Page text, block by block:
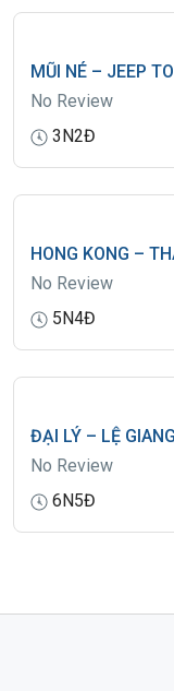
hiện như phí làm visa,
MŨI NÉ – JEEP
No Review
3N2Đ
HONG KONG –
No Review
5N4Đ
ĐẠI LÝ – LỆ
No Review
6N5Đ